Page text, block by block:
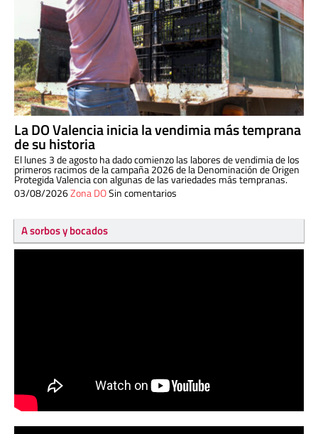
La DO Valencia inicia la vendimia más temprana
de su historia
El lunes 3 de agosto ha dado comienzo las labores de vendimia de los
primeros racimos de la campaña 2026 de la Denominación de Origen
Protegida Valencia con algunas de las variedades más tempranas.
03/08/2026Zona DOSin comentarios
A sorbos y bocados